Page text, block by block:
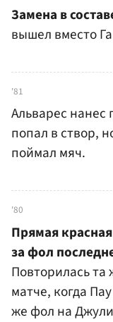
Замена в
вышел вместо
'81
Альварес
попал в створ,
поймал мяч.
'80
Прямая
за фол
Повторилась
матче, когда
же фол на